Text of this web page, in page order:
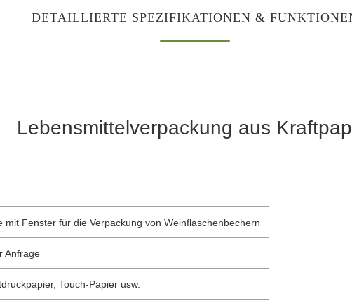
DETAILLIERTE SPEZIFIKATIONEN &
Lebensmittelverpackung aus
mit Fenster für die Verpackung von Weinflaschenbechern
Anfrage
Touch-Papier usw.